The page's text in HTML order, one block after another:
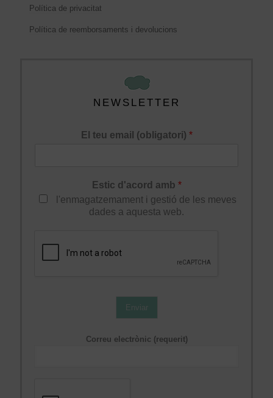
Política de privacitat
Política de reemborsaments i devolucions
NEWSLETTER
El teu email (obligatori) *
Estic d'acord amb *
l'enmagatzemament i gestió de les meves
dades a aquesta web.
Enviar
Correu electrònic (requerit)